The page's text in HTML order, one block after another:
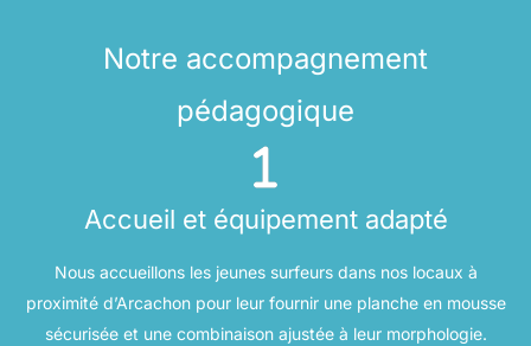
Notre accompagnement
pédagogique
Accueil et équipement adapté
Nous accueillons les jeunes surfeurs dans nos locaux à
proximité d’Arcachon pour leur fournir une planche en mousse
sécurisée et une combinaison ajustée à leur morphologie.